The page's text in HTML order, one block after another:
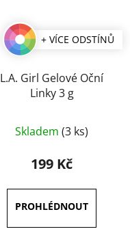
+ VÍCE ODSTÍNŮ
L.A. Girl Gelové Oční
Linky 3 g
hodnocení
produktu
3,8
z
5
Skladem (3 ks)
199 Kč